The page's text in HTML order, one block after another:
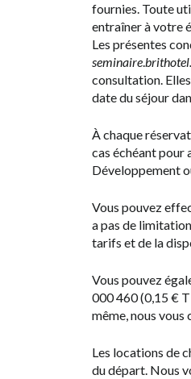
fournies. Toute
entraîner à votre
Les présentes
seminaire.
consultation.
date du séjour
À chaque
cas échéant
Développement
Vous pouvez
a pas de
tarifs et de la
Vous pouvez
000 460 (0,15 €
même, nous
Les locations de
du départ. Nous